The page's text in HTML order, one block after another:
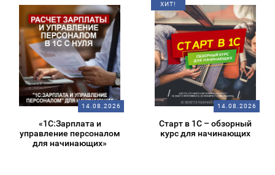
14.08.2026
«1С:Зарплата и
управление персоналом
для начинающих»
ХИТ!
14.08.2026
Старт в 1С – обзорный
курс для начинающих